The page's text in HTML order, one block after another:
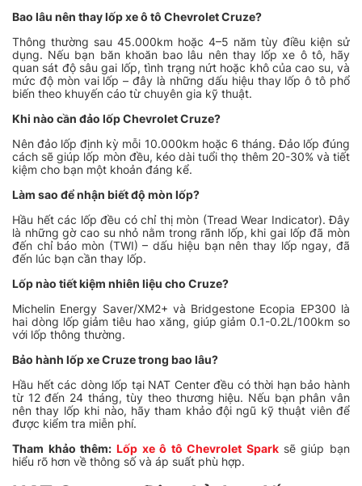
Bao lâu nên thay lốp xe ô tô Chevrolet Cruze?
Thông thường sau 45.000km hoặc 4–5 năm tùy điều kiện sử
dụng. Nếu bạn băn khoăn bao lâu nên thay lốp xe ô tô, hãy
quan sát độ sâu gai lốp, tình trạng nứt hoặc khô của cao su, và
mức độ mòn vai lốp – đây là những dấu hiệu thay lốp ô tô phổ
biến theo khuyến cáo từ chuyên gia kỹ thuật.
Khi nào cần đảo lốp Chevrolet Cruze?
Nên đảo lốp định kỳ mỗi 10.000km hoặc 6 tháng. Đảo lốp đúng
cách sẽ giúp lốp mòn đều, kéo dài tuổi thọ thêm 20-30% và tiết
kiệm cho bạn một khoản đáng kể.
Làm sao để nhận biết độ mòn lốp?
Hầu hết các lốp đều có chỉ thị mòn (Tread Wear Indicator). Đây
là những gờ cao su nhỏ nằm trong rãnh lốp, khi gai lốp đã mòn
đến chỉ báo mòn (TWI) – dấu hiệu bạn nên thay lốp ngay, đã
đến lúc bạn cần thay lốp.
Lốp nào tiết kiệm nhiên liệu cho Cruze?
Michelin Energy Saver/XM2+ và Bridgestone Ecopia EP300 là
hai dòng lốp giảm tiêu hao xăng, giúp giảm 0.1-0.2L/100km so
với lốp thông thường.
Bảo hành lốp xe Cruze trong bao lâu?
Hầu hết các dòng lốp tại NAT Center đều có thời hạn bảo hành
từ 12 đến 24 tháng, tùy theo thương hiệu. Nếu bạn phân vân
nên thay lốp khi nào, hãy tham khảo đội ngũ kỹ thuật viên để
được kiểm tra miễn phí.
Tham khảo thêm: Lốp xe ô tô Chevrolet Spark sẽ giúp bạn
hiểu rõ hơn về thông số và áp suất phù hợp.